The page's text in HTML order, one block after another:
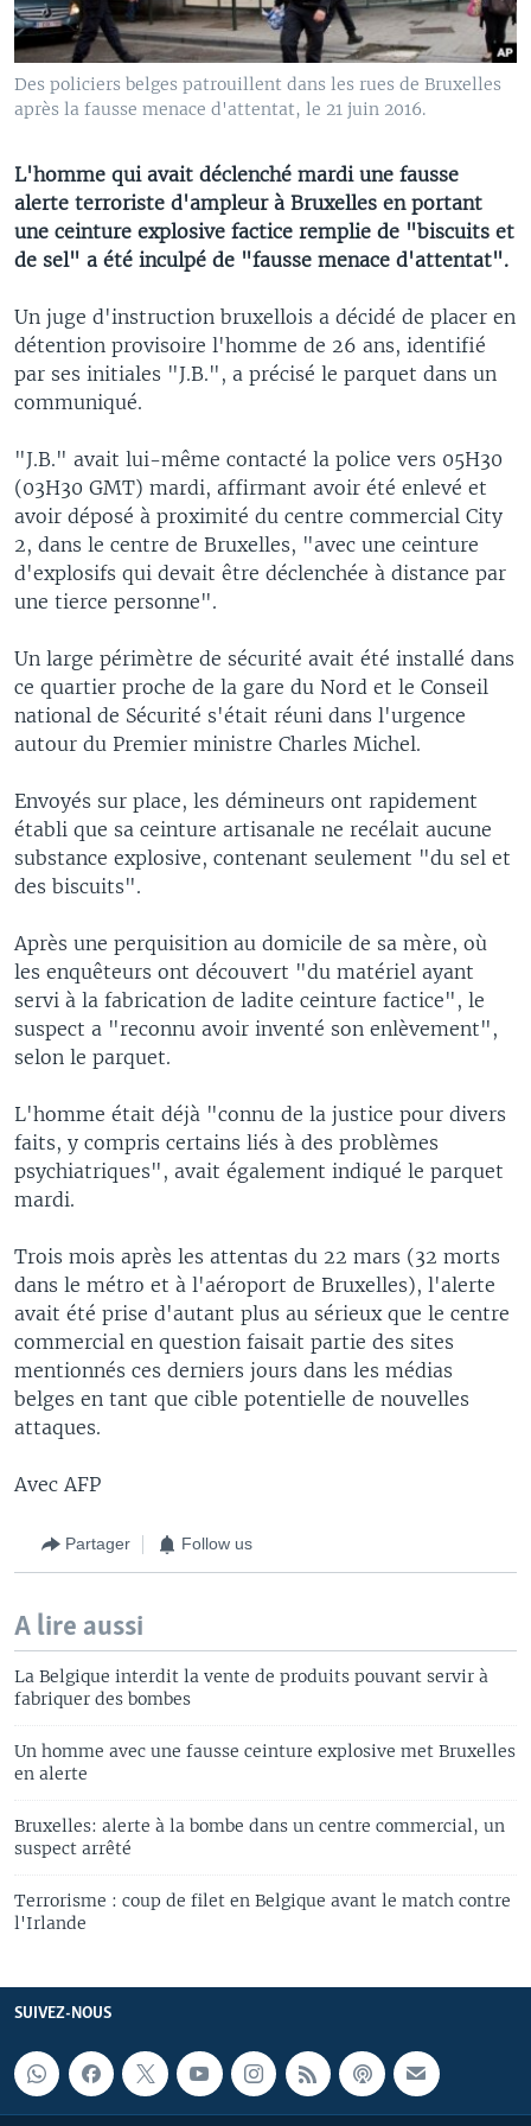
Des policiers belges patrouillent dans les rues de Bruxelles
après la fausse menace d'attentat, le 21 juin 2016.
L'homme qui avait déclenché mardi une fausse
alerte terroriste d'ampleur à Bruxelles en portant
une ceinture explosive factice remplie de "biscuits et
de sel" a été inculpé de "fausse menace d'attentat".
Un juge d'instruction bruxellois a décidé de placer en
détention provisoire l'homme de 26 ans, identifié
par ses initiales "J.B.", a précisé le parquet dans un
communiqué.
"J.B." avait lui-même contacté la police vers 05H30
(03H30 GMT) mardi, affirmant avoir été enlevé et
avoir déposé à proximité du centre commercial City
2, dans le centre de Bruxelles, "avec une ceinture
d'explosifs qui devait être déclenchée à distance par
une tierce personne".
Un large périmètre de sécurité avait été installé dans
ce quartier proche de la gare du Nord et le Conseil
national de Sécurité s'était réuni dans l'urgence
autour du Premier ministre Charles Michel.
Envoyés sur place, les démineurs ont rapidement
établi que sa ceinture artisanale ne recélait aucune
substance explosive, contenant seulement "du sel et
des biscuits".
Après une perquisition au domicile de sa mère, où
les enquêteurs ont découvert "du matériel ayant
servi à la fabrication de ladite ceinture factice", le
suspect a "reconnu avoir inventé son enlèvement",
selon le parquet.
L'homme était déjà "connu de la justice pour divers
faits, y compris certains liés à des problèmes
psychiatriques", avait également indiqué le parquet
mardi.
Trois mois après les attentas du 22 mars (32 morts
dans le métro et à l'aéroport de Bruxelles), l'alerte
avait été prise d'autant plus au sérieux que le centre
commercial en question faisait partie des sites
mentionnés ces derniers jours dans les médias
belges en tant que cible potentielle de nouvelles
attaques.
Avec AFP
Partager Follow us
A lire aussi
La Belgique interdit la vente de produits pouvant servir à
fabriquer des bombes
Un homme avec une fausse ceinture explosive met Bruxelles
en alerte
Bruxelles: alerte à la bombe dans un centre commercial, un
suspect arrêté
Terrorisme : coup de filet en Belgique avant le match contre
l'Irlande
SUIVEZ-NOUS